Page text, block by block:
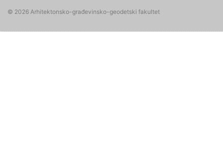
© 2026 Arhitektonsko-građevinsko-geodetski fakultet